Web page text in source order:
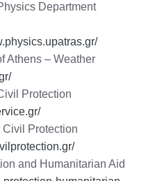
Department
Athens – Weather
Protection
Civil Protection
and Humanitarian Aid